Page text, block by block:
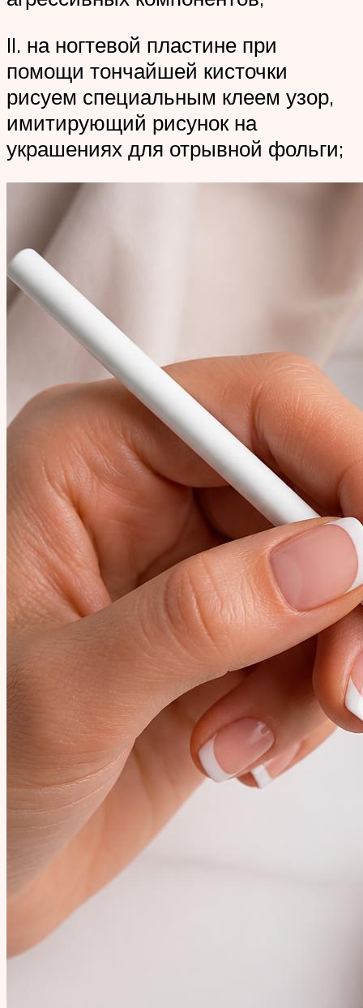
II. на ногтевой пластине при
помощи тончайшей кисточки
рисуем специальным клеем узор,
имитирующий рисунок на
украшениях для отрывной фольги;